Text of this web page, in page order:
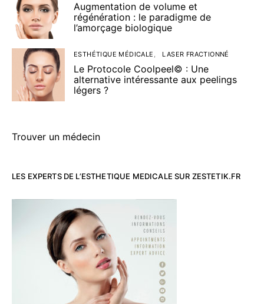
Augmentation de volume et
régénération : le paradigme de
l’amorçage biologique
ESTHÉTIQUE MÉDICALE LASER FRACTIONNÉ
Le Protocole Coolpeel© : Une
alternative intéressante aux peelings
légers ?
Trouver un médecin
LES EXPERTS DE L’ESTHETIQUE MEDICALE SUR ZESTETIK.FR